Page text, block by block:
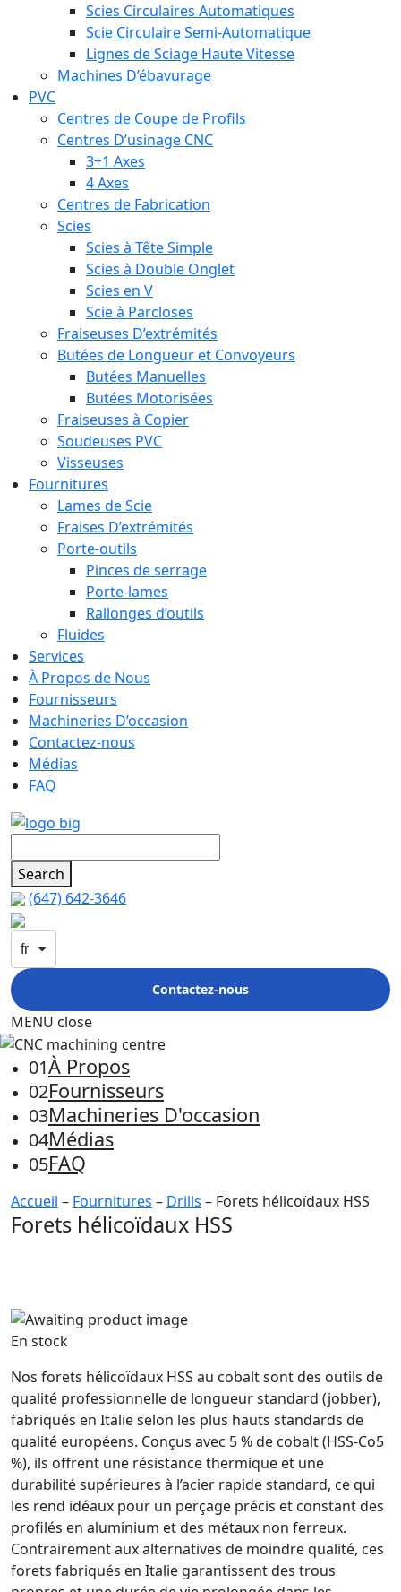
Scies Circulaires Automatiques
Scie Circulaire Semi-Automatique
Lignes de Sciage Haute Vitesse
Machines D’ébavurage
PVC
Centres de Coupe de Profils
Centres D’usinage CNC
3+1 Axes
4 Axes
Centres de Fabrication
Scies
Scies à Tête Simple
Scies à Double Onglet
Scies en V
Scie à Parcloses
Fraiseuses D’extrémités
Butées de Longueur et Convoyeurs
Butées Manuelles
Butées Motorisées
Fraiseuses à Copier
Soudeuses PVC
Visseuses
Fournitures
Lames de Scie
Fraises D’extrémités
Porte-outils
Pinces de serrage
Porte-lames
Rallonges d’outils
Fluides
Services
À Propos de Nous
Fournisseurs
Machineries D’occasion
Contactez-nous
Médias
FAQ
Search
(647) 642-3646
fr
Contactez-nous
MENU close
01À Propos
02Fournisseurs
03Machineries D'occasion
04Médias
05FAQ
Accueil – Fournitures – Drills – Forets hélicoïdaux HSS
Forets hélicoïdaux HSS
En stock
Nos forets hélicoïdaux HSS au cobalt sont des outils de
qualité professionnelle de longueur standard (jobber),
fabriqués en Italie selon les plus hauts standards de
qualité européens. Conçus avec 5 % de cobalt (HSS-Co5
%), ils offrent une résistance thermique et une
durabilité supérieures à l’acier rapide standard, ce qui
les rend idéaux pour un perçage précis et constant des
profilés en aluminium et des métaux non ferreux.
Contrairement aux alternatives de moindre qualité, ces
forets fabriqués en Italie garantissent des trous